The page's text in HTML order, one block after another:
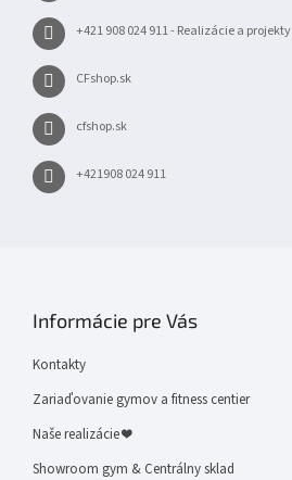
+421 908 024 911 - Realizácie a projekty
CFshop.sk
cfshop.sk
+421908 024 911
Informácie pre Vás
Kontakty
Zariaďovanie gymov a fitness centier
Naše realizácie ❤
Showroom gym & Centrálny sklad